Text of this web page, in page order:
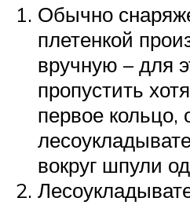
Обычно
плетенкой
вручную – для
пропустить
первое кольцо,
вокруг шпули